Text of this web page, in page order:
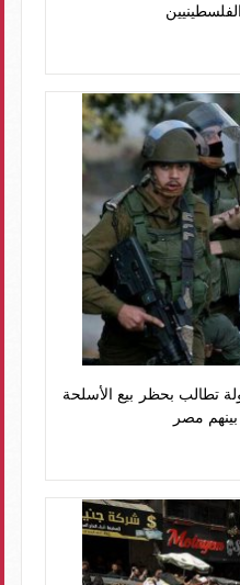
الحرب على غزة.. 52 دولة تطالب بحظر بيع الأسلحة
مصر